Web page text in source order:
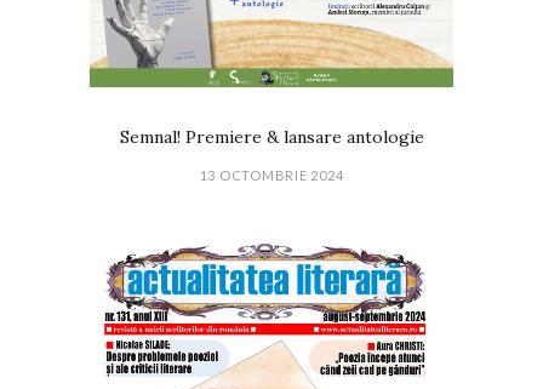
Semnal! Premiere & lansare antologie
13 OCTOMBRIE 2024